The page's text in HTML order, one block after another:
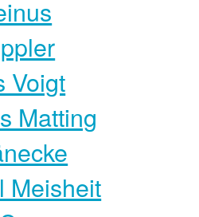
Voigt
Matting
Meisheit